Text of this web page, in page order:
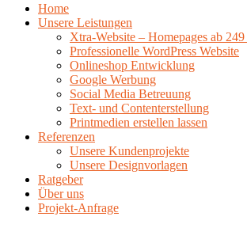
Home
Unsere Leistungen
Xtra-Website – Homepages ab 249
Professionelle WordPress Website
Onlineshop Entwicklung
Google Werbung
Social Media Betreuung
Text- und Contenterstellung
Printmedien erstellen lassen
Referenzen
Unsere Kundenprojekte
Unsere Designvorlagen
Ratgeber
Über uns
Projekt-Anfrage